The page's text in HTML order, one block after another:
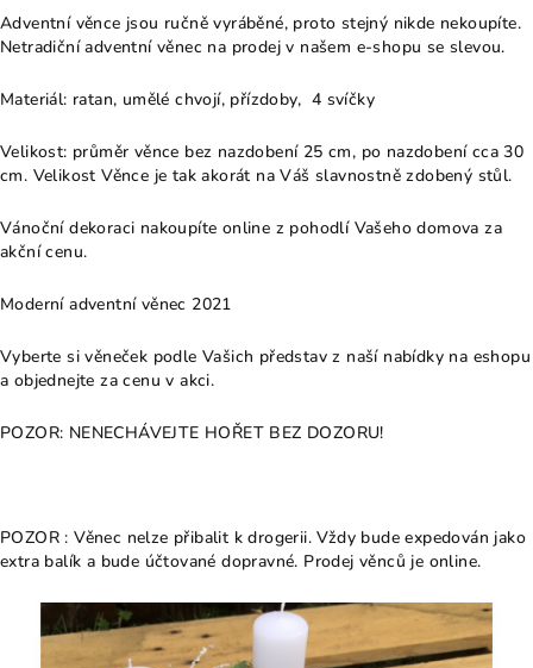
Adventní věnce jsou ručně vyráběné, proto stejný nikde nekoupíte.
Netradiční adventní věnec na prodej v našem e-shopu se slevou.
Materiál: ratan, umělé chvojí, přízdoby, 4 svíčky
Velikost: průměr věnce bez nazdobení 25 cm, po nazdobení cca 30
cm. Velikost Věnce je tak akorát na Váš slavnostně zdobený stůl.
Vánoční dekoraci nakoupíte online z pohodlí Vašeho domova za
akční cenu.
Moderní adventní věnec 2021
Vyberte si věneček podle Vašich představ z naší nabídky na eshopu
a objednejte za cenu v akci.
POZOR: NENECHÁVEJTE HOŘET BEZ DOZORU!
POZOR : Věnec nelze přibalit k drogerii. Vždy bude expedován jako
extra balík a bude účtované dopravné. Prodej věnců je online.